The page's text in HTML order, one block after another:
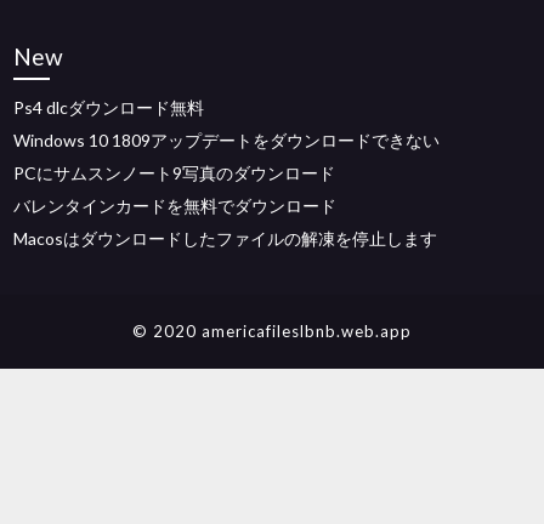
New
Ps4 dlcダウンロード無料
Windows 10 1809アップデートをダウンロードできない
PCにサムスンノート9写真のダウンロード
バレンタインカードを無料でダウンロード
Macosはダウンロードしたファイルの解凍を停止します
© 2020 americafileslbnb.web.app